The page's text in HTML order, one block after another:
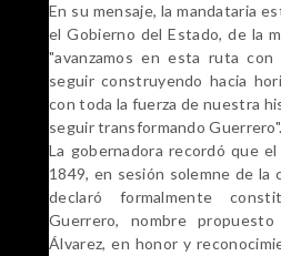
En su mensaje, la mandataria
el Gobierno del Estado, de la
"avanzamos en esta ruta
seguir construyendo hacia
con toda la fuerza de nuestra
seguir transformando Guerrero".
La gobernadora recordó que
1849, en sesión solemne de la
declaró formalmente
Guerrero, nombre
Álvarez, en honor y